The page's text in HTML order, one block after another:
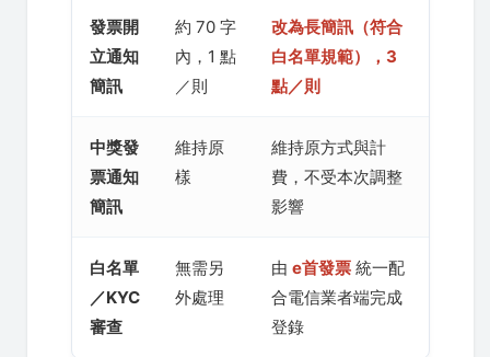
發票開
立通知
簡訊
約 70 字
內，1 點
／則
改為長簡訊（符合
白名單規範），3
點／則
中獎發
票通知
簡訊
維持原
樣
維持原方式與計
費，不受本次調整
影響
白名單
／KYC
審查
無需另
外處理
由 e首發票 統一配
合電信業者端完成
登錄